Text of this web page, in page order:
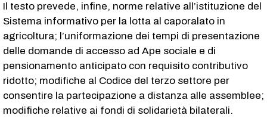
Il testo prevede, infine, norme relative all’istituzione del
Sistema informativo per la lotta al caporalato in
agricoltura; l’uniformazione dei tempi di presentazione
delle domande di accesso ad Ape sociale e di
pensionamento anticipato con requisito contributivo
ridotto; modifiche al Codice del terzo settore per
consentire la partecipazione a distanza alle assemblee;
modifiche relative ai fondi di solidarietà bilaterali.